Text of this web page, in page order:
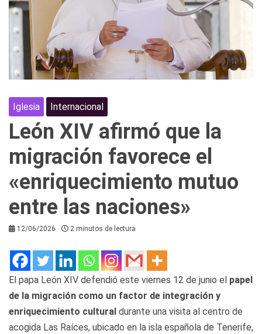
Iglesia Internacional
León XIV afirmó que la
migración favorece el
«enriquecimiento mutuo
entre las naciones»
12/06/2026 2 minutos de lectura
El papa León XIV defendió este viernes 12 de junio el papel
de la migración como un factor de integración y
enriquecimiento cultural durante una visita al centro de
acogida Las Raíces, ubicado en la isla española de Tenerife,